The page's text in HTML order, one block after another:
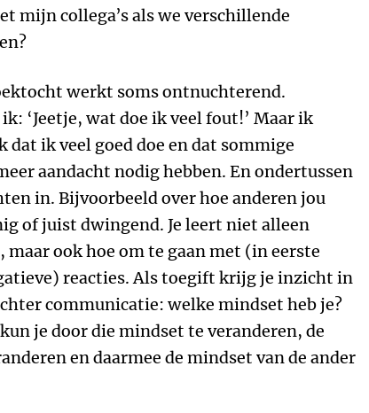
mijn collega’s als we verschillende
werkt soms ontnuchterend.
‘Jeetje, wat doe ik veel fout!’ Maar ik
dat ik veel goed doe en dat sommige
aandacht nodig hebben. En ondertussen
in. Bijvoorbeeld over hoe anderen jou
of juist dwingend. Je leert niet alleen
maar ook hoe om te gaan met (in eerste
reacties. Als toegift krijg je inzicht in
communicatie: welke mindset heb je?
je door die mindset te veranderen, de
en daarmee de mindset van de ander